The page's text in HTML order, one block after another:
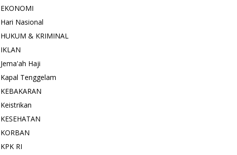
EKONOMI
Hari Nasional
HUKUM & KRIMINAL
IKLAN
Jema'ah Haji
Kapal Tenggelam
KEBAKARAN
Keistrikan
KESEHATAN
KORBAN
KPK RI